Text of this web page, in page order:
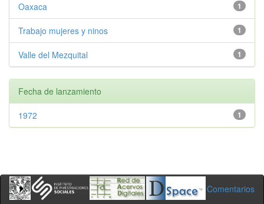
1
Oaxaca
1
Trabajo mujeres y ninos
1
Valle del Mezquital
Fecha de lanzamiento
1
1972
Comentarios